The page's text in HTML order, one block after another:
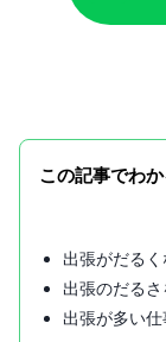
この記事でわ
出張がだる
出張のだる
出張が多い